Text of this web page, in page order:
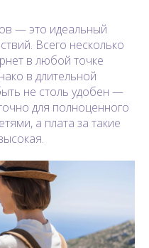
— это идеальный
Всего несколько
в любой точке
в длительной
не столь удобен —
для полноценного
а плата за такие